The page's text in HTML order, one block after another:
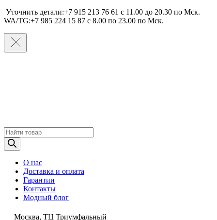
Уточнить детали:+7 915 213 76 61 c 11.00 до 20.30 по Мcк.
WA/TG:+7 985 224 15 87 c 8.00 по 23.00 по Мcк.
Поиск
товаров
О нас
Доставка и оплата
Гарантии
Контакты
Модный блог
Москва, ТЦ Триумфальный